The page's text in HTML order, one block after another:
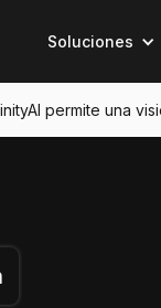
Soluciones
permite una